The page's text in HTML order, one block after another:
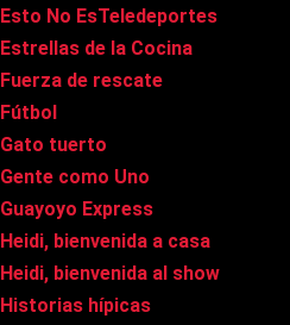
Esto No EsTeledeportes
Estrellas de la Cocina
Fuerza de rescate
Fútbol
Gato tuerto
Gente como Uno
Guayoyo Express
Heidi, bienvenida a casa
Heidi, bienvenida al show
Historias hípicas